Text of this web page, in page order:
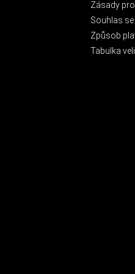
Zásady
Souhlas
Způsob
Tabulka